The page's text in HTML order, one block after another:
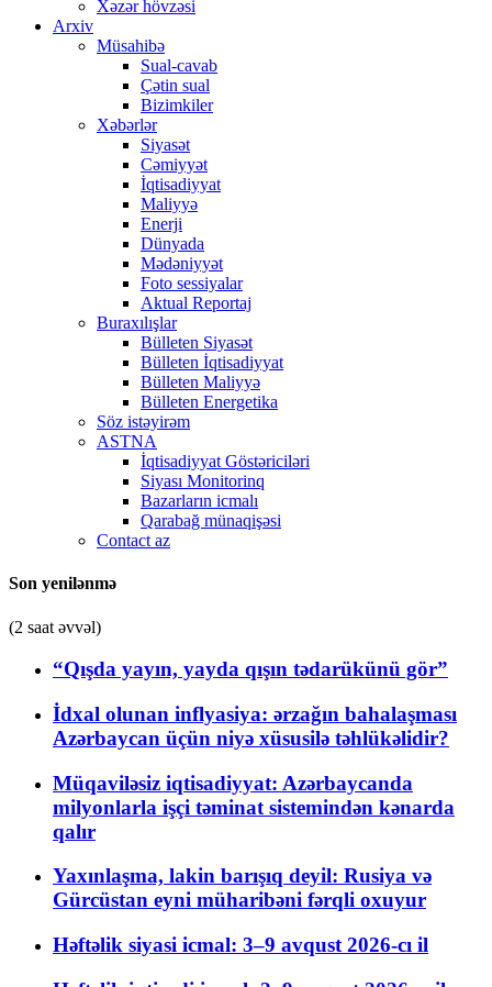
Xəzər hövzəsi
Arxiv
Müsahibə
Sual-cavab
Çətin sual
Bizimkiler
Xəbərlər
Siyasət
Cəmiyyət
İqtisadiyyat
Maliyyə
Enerji
Dünyada
Mədəniyyət
Foto sessiyalar
Aktual Reportaj
Buraxılışlar
Bülleten Siyasət
Bülleten İqtisadiyyat
Bülleten Maliyyə
Bülleten Energetika
Söz istəyirəm
ASTNA
İqtisadiyyat Göstəriciləri
Siyası Monitorinq
Bazarların icmalı
Qarabağ münaqişəsi
Contact az
Son yenilənmə
(2 saat əvvəl)
“Qışda yayın, yayda qışın tədarükünü gör”
İdxal olunan inflyasiya: ərzağın bahalaşması
Azərbaycan üçün niyə xüsusilə təhlükəlidir?
Müqaviləsiz iqtisadiyyat: Azərbaycanda
milyonlarla işçi təminat sistemindən kənarda
qalır
Yaxınlaşma, lakin barışıq deyil: Rusiya və
Gürcüstan eyni müharibəni fərqli oxuyur
Həftəlik siyasi icmal: 3–9 avqust 2026-cı il